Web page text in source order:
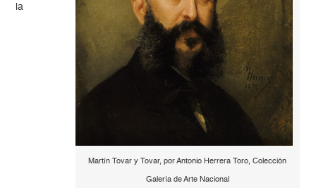
Martín Tovar y Tovar, por Antonio Herrera Toro, Colección
Galería de Arte Nacional
la